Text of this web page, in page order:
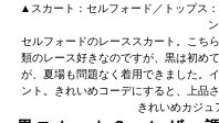
▲スカート：セルフォード／トップス
セルフォードのレーススカート。こち
類のレース好きなのですが、黒は初め
が、夏場も問題なく着用できました。
ント。きれいめコーデにすると、上品
きれいめカジュ